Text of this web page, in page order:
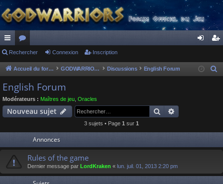
ac
co
ur
ci
or
u
m
s
ne cri
Rechercher Connexion Inscription
Accueil du forum GODWARRIORS - LE JEU Discussions English Forum
c
English Forum
Modérateurs : Maîtres de jeu Oracles
Nouveau sujet Rechercher
3 sujets • Page 1 sur 1
Annonces
Rules of the game
Dernier message par LordKraken « lun. juil. 01, 2013 2:20 pm